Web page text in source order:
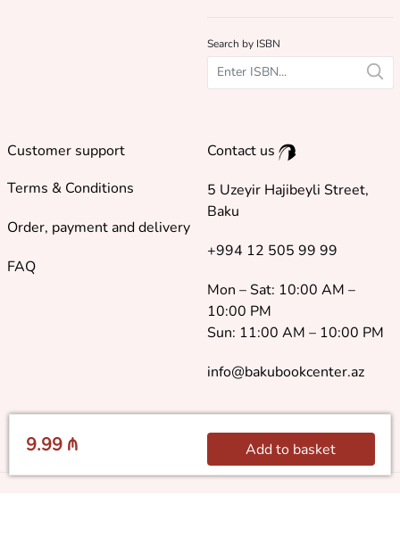
9.99 ₼ Add to basket
Search by ISBN
Customer support
Terms & Conditions
Order, payment and delivery
FAQ
Contact us
5 Uzeyir Hajibeyli Street,
Baku
+994 12 505 99 99
Mon – Sat: 10:00 AM –
10:00 PM
Sun: 11:00 AM – 10:00 PM
info@bakubookcenter.az